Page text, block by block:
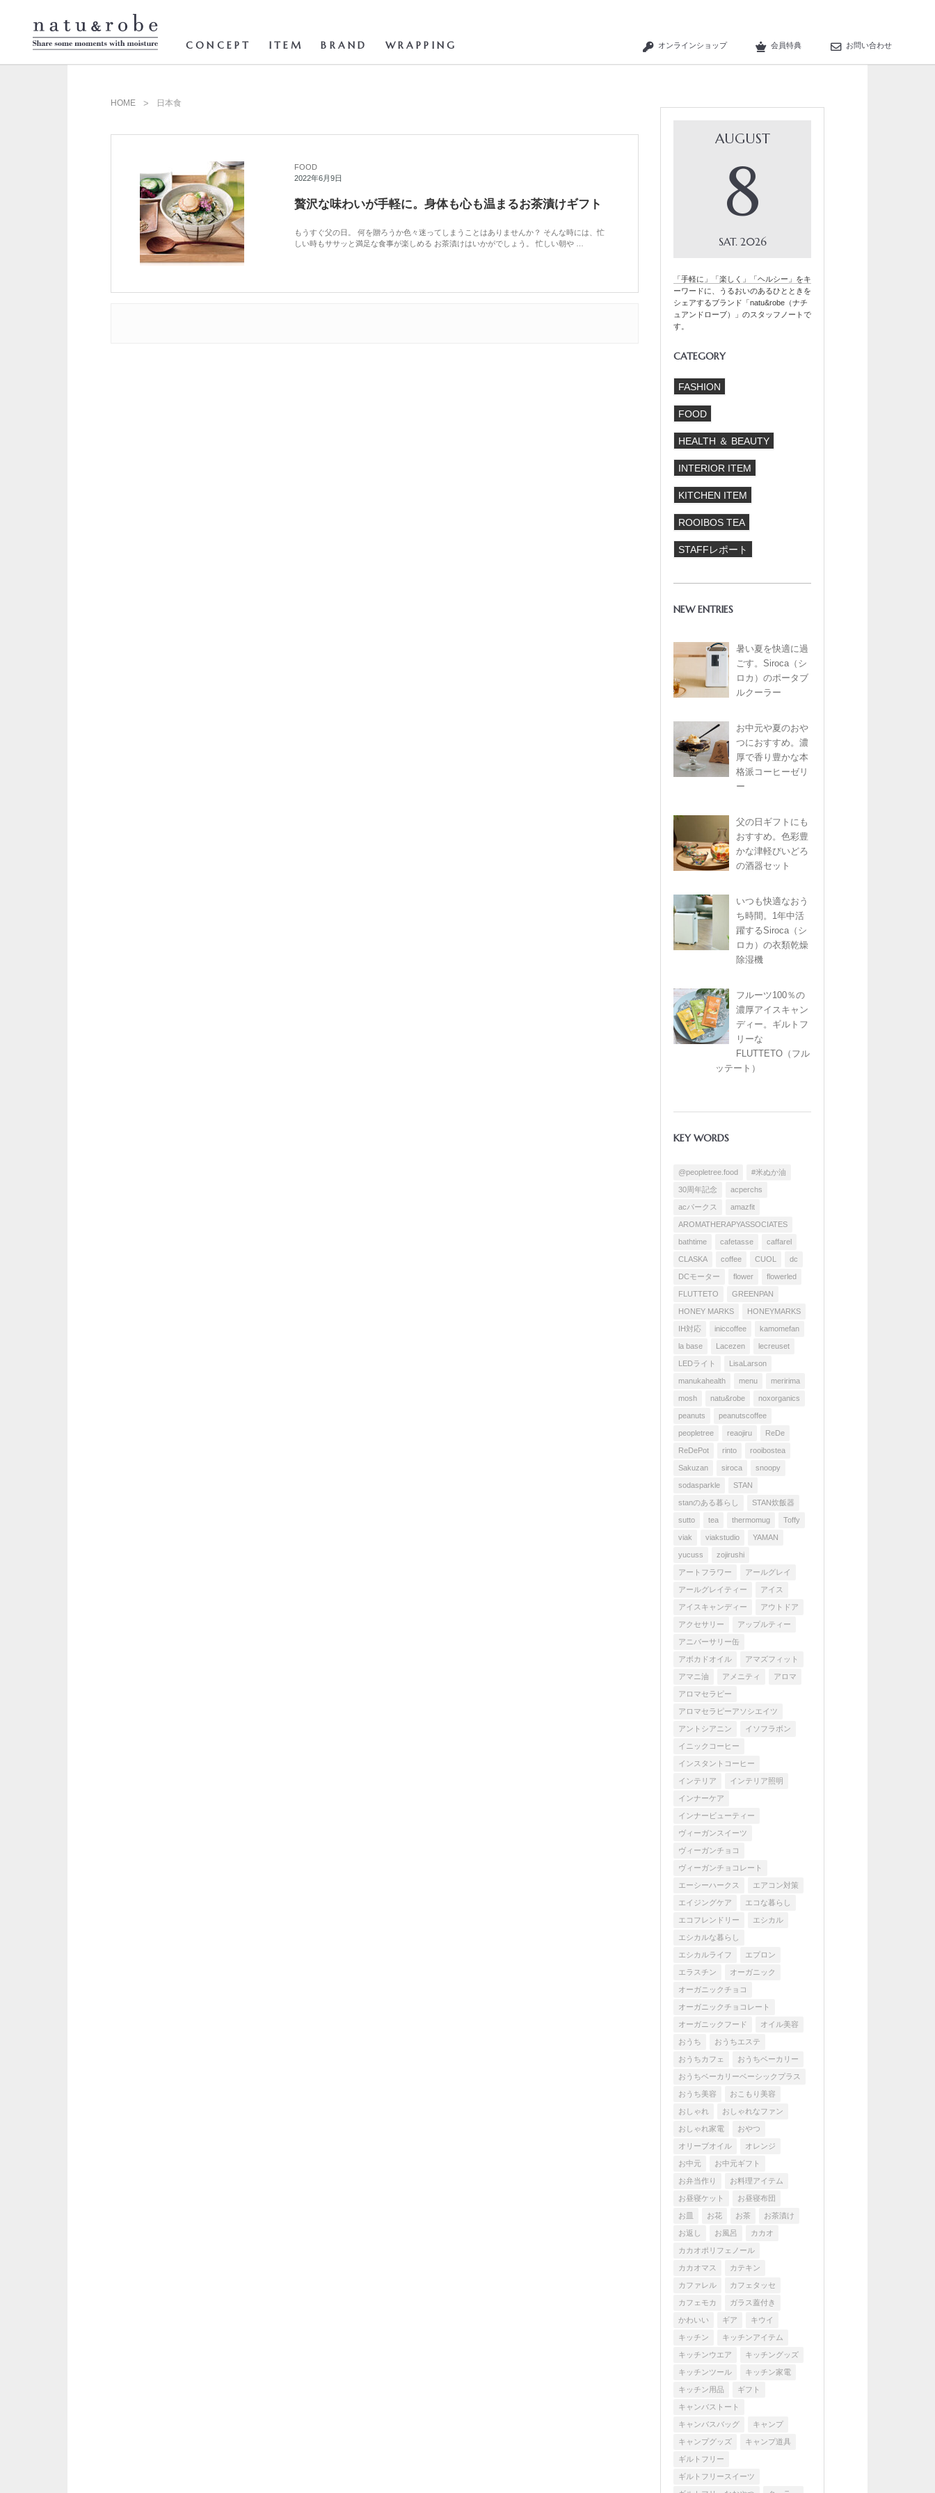
CONCEPT ITEM BRAND WRAPPING オンラインショップ 会員特典 お問い合わせ
HOME 日本食
FOOD
2022年6月9日
贅沢な味わいが手軽に。身体も心も温まるお茶漬けギフト
もうすぐ父の日。 何を贈ろうか色々迷ってしまうことはありませんか？ そんな時には、忙
しい時もササッと満足な食事が楽しめる お茶漬けはいかがでしょう。 忙しい朝や …
AUGUST
8
SAT 2026
「手軽に」「楽しく」「ヘルシー」をキ
ーワードに、うるおいのあるひとときを
シェアするブランド「natu&robe（ナチ
ュアンドローブ）」のスタッフノートで
す。
CATEGORY
FASHION
FOOD
HEALTH ＆ BEAUTY
INTERIOR ITEM
KITCHEN ITEM
ROOIBOS TEA
STAFFレポート
NEW ENTRIES
暑い夏を快適に過
ごす。Siroca（シ
ロカ）のポータブ
ルクーラー
お中元や夏のおや
つにおすすめ。濃
厚で香り豊かな本
格派コーヒーゼリ
ー
父の日ギフトにも
おすすめ。色彩豊
かな津軽びいどろ
の酒器セット
いつも快適なおう
ち時間。1年中活
躍するSiroca（シ
ロカ）の衣類乾燥
除湿機
フルーツ100％の
濃厚アイスキャン
ディー。ギルトフ
リーな
FLUTTETO（フル
ッテート）
KEY WORDS
@peopletree.food #米ぬか油
30周年記念 acperchs
acパークス amazfit
AROMATHERAPYASSOCIATES
bathtime cafetasse caffarel
CLASKA coffee CUOL dc
DCモーター flower flowerled
FLUTTETO GREENPAN
HONEY MARKS HONEYMARKS
IH対応 iniccoffee kamomefan
la base Lacezen lecreuset
LEDライト LisaLarson
manukahealth menu meririma
mosh natu&robe noxorganics
peanuts peanutscoffee
peopletree reaojiru ReDe
ReDePot rinto rooibostea
Sakuzan siroca snoopy
sodasparkle STAN
stanのある暮らし STAN炊飯器
sutto tea thermomug Toffy
viak viakstudio YAMAN
yucuss zojirushi
アートフラワー アールグレイ
アールグレイティー アイス
アイスキャンディー アウトドア
アクセサリー アップルティー
アニバーサリー缶
アボカドオイル アマズフィット
アマニ油 アメニティ アロマ
アロマセラピー
アロマセラピーアソシエイツ
アントシアニン イソフラボン
イニックコーヒー
インスタントコーヒー
インテリア インテリア照明
インナーケア
インナービューティー
ヴィーガンスイーツ
ヴィーガンチョコ
ヴィーガンチョコレート
エーシーハークス エアコン対策
エイジングケア エコな暮らし
エコフレンドリー エシカル
エシカルな暮らし
エシカルライフ エプロン
エラスチン オーガニック
オーガニックチョコ
オーガニックチョコレート
オーガニックフード オイル美容
おうち おうちエステ
おうちカフェ おうちベーカリー
おうちベーカリーベーシックプラス
おうち美容 おこもり美容
おしゃれ おしゃれなファン
おしゃれ家電 おやつ
オリーブオイル オレンジ
お中元 お中元ギフト
お弁当作り お料理アイテム
お昼寝ケット お昼寝布団
お皿 お花 お茶 お茶漬け
お返し お風呂 カカオ
カカオポリフェノール
カカオマス カテキン
カファレル カフェタッセ
カフェモカ ガラス蓋付き
かわいい ギア キウイ
キッチン キッチンアイテム
キッチンウエア キッチングッズ
キッチンツール キッチン家電
キッチン用品 ギフト
キャンバストート
キャンバスバッグ キャンプ
キャンプグッズ キャンプ道具
ギルトフリー
ギルトフリースイーツ